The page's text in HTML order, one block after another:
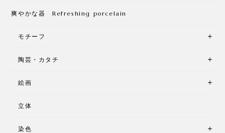
爽やかな器 Refreshing porcelain
モチーフ
陶芸・カタチ
絵画
立体
染色